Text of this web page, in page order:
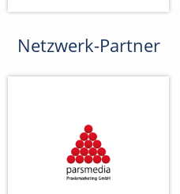
Netzwerk-Partner